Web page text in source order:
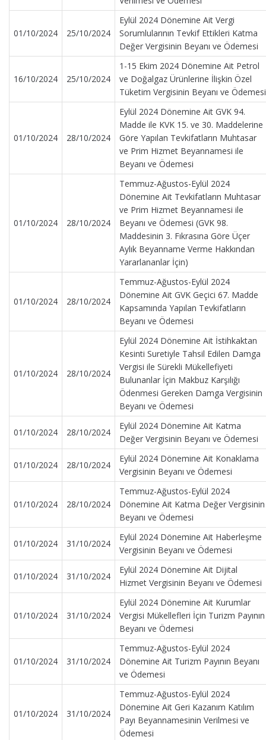
01/10/2024 25/10/2024
Eylül 2024 Dönemine Ait Vergi
Sorumlularının Tevkif Ettikleri Katma
Değer Vergisinin Beyanı ve Ödemesi
16/10/2024 25/10/2024
1-15 Ekim 2024 Dönemine Ait Petrol
ve Doğalgaz Ürünlerine İlişkin Özel
Tüketim Vergisinin Beyanı ve Ödemesi
01/10/2024 28/10/2024
Eylül 2024 Dönemine Ait GVK 94.
Madde ile KVK 15. ve 30. Maddelerine
Göre Yapılan Tevkifatların Muhtasar
ve Prim Hizmet Beyannamesi ile
Beyanı ve Ödemesi
01/10/2024 28/10/2024
Temmuz-Ağustos-Eylül 2024
Dönemine Ait Tevkifatların Muhtasar
ve Prim Hizmet Beyannamesi ile
Beyanı ve Ödemesi (GVK 98.
Maddesinin 3. Fıkrasına Göre Üçer
Aylık Beyanname Verme Hakkından
Yararlananlar İçin)
01/10/2024 28/10/2024
Temmuz-Ağustos-Eylül 2024
Dönemine Ait GVK Geçici 67. Madde
Kapsamında Yapılan Tevkifatların
Beyanı ve Ödemesi
01/10/2024 28/10/2024
Eylül 2024 Dönemine Ait İstihkaktan
Kesinti Suretiyle Tahsil Edilen Damga
Vergisi ile Sürekli Mükellefiyeti
Bulunanlar İçin Makbuz Karşılığı
Ödenmesi Gereken Damga Vergisinin
Beyanı ve Ödemesi
01/10/2024 28/10/2024
Eylül 2024 Dönemine Ait Katma
Değer Vergisinin Beyanı ve Ödemesi
01/10/2024 28/10/2024
Eylül 2024 Dönemine Ait Konaklama
Vergisinin Beyanı ve Ödemesi
01/10/2024 28/10/2024
Temmuz-Ağustos-Eylül 2024
Dönemine Ait Katma Değer Vergisinin
Beyanı ve Ödemesi
01/10/2024 31/10/2024
Eylül 2024 Dönemine Ait Haberleşme
Vergisinin Beyanı ve Ödemesi
01/10/2024 31/10/2024
Eylül 2024 Dönemine Ait Dijital
Hizmet Vergisinin Beyanı ve Ödemesi
01/10/2024 31/10/2024
Eylül 2024 Dönemine Ait Kurumlar
Vergisi Mükellefleri İçin Turizm Payının
Beyanı ve Ödemesi
01/10/2024 31/10/2024
Temmuz-Ağustos-Eylül 2024
Dönemine Ait Turizm Payının Beyanı
ve Ödemesi
01/10/2024 31/10/2024
Temmuz-Ağustos-Eylül 2024
Dönemine Ait Geri Kazanım Katılım
Payı Beyannamesinin Verilmesi ve
Ödemesi